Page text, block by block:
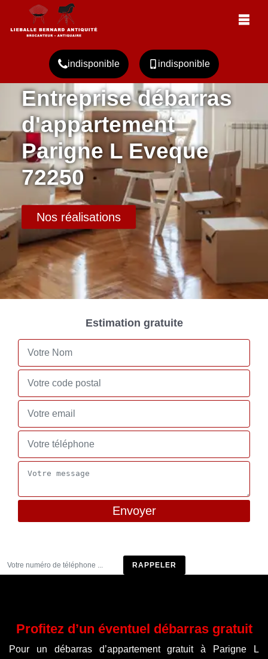
indisponible indisponible
Entreprise débarras
d'appartement
Parigne L Eveque
72250
Nos réalisations
Estimation gratuite
Profitez d’un éventuel débarras gratuit
Pour un débarras d’appartement gratuit à Parigne L